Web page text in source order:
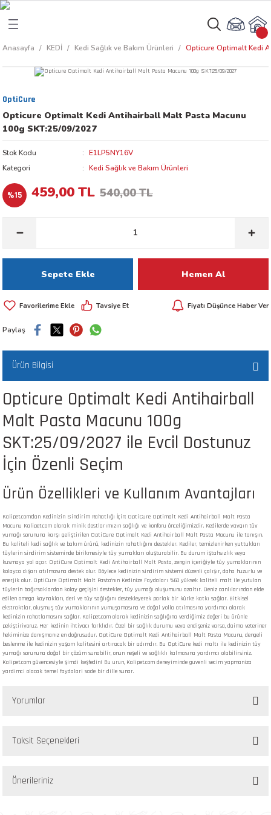
Ürünleri
Anasayfa KEDİ Kedi Sağlık ve Bakım Ürünleri Opticure Optimalt Kedi
OptiCure
Opticure Optimalt Kedi Antihairball Malt Pasta Macunu
100g SKT:25/09/2027
Stok Kodu
E1LP5NY16V
Kategori
Kedi Sağlık ve Bakım Ürünleri
%15 459,00 TL 540,00 TL
Sepete Ekle Hemen Al
Tavsiye Et Fiyatı Düşünce Haber Ver
Paylaş
Ürün Bilgisi
Opticure Optimalt Kedi Antihairball
Malt Pasta Macunu 100g
SKT:25/09/2027 ile Evcil Dostunuz
İçin Özenli Seçim
Ürün Özellikleri ve Kullanım Avantajları
Kalipet.com'dan Kedinizin Sindirim Rahatlığı İçin: OptiCure Optimalt Kedi Antihairball Malt Pasta
Macunu Kalipet.com olarak minik dostlarımızın sağlığı ve konforu önceliğimizdir. Kedilerde yaygın tüy
yumağı sorununa karşı geliştirilen OptiCure Optimalt Kedi Antihairball Malt Pasta Macunu ile tanışın.
Bu kaliteli kedi sağlık ve bakım ürünü, kedinizin rahatlığını destekler. Kediler, temizlenirken yuttukları
tüylerin sindirim sisteminde birikmesiyle tüy yumakları oluşturabilir. Bu durum iştahsızlık veya
kusmaya yol açar. OptiCure Optimalt Kedi Antihairball Malt Pasta, zengin içeriğiyle tüy yumaklarının
kolayca dışarı atılmasına destek olur. Böylece kedinizin sindirim sistemi düzenli çalışır, daha huzurlu ve
enerjik olur. OptiCure Optimalt Malt Pasta'nın Kedinize Faydaları %60 yüksek kaliteli malt ile yutulan
tüylerin bağırsaklardan kolay geçişini destekler, tüy yumağı oluşumunu azaltır. Deniz canlılarından elde
edilen omega kaynakları, deri ve tüy sağlığını destekleyerek parlak bir kürke katkı sağlar. Bitkisel
ekstraktlar, oluşmuş tüy yumaklarının yumuşamasına ve doğal yolla atılmasına yardımcı olarak
kedinizin rahatlamasını sağlar. Kalipet.com olarak kedinizin sağlığına verdiğimiz değeri bu ürünle
pekiştiriyoruz. Her kedinin ihtiyacı farklıdır. Özel bir sağlık durumu veya endişeniz varsa, daima veteriner
hekiminize danışmanız en doğrusudur. OptiCure Optimalt Kedi Antihairball Malt Pasta Macunu, dengeli
beslenme ile kedinizin yaşam kalitesini artıracak bir adımdır. Bu OptiCure kedi maltı ile kedinizin tüy
yumağı sorununa doğal bir çözüm sunabilir, onun neşeli ve sağlıklı kalmasına yardımcı olabilirsiniz.
Kalipet.com güvencesiyle şimdi keşfedin! Bu urun, Kalipet.com deneyiminde guvenli secim yapmaniza
yardimci olacak temel faydalari sade bir dille sunar.
Yorumlar
Taksit Seçenekleri
Önerileriniz